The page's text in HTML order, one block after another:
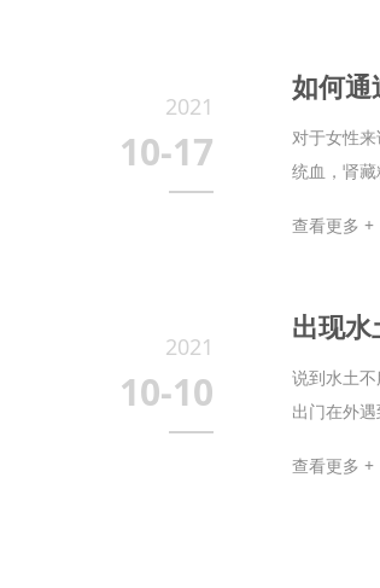
2021
10-17
如何通
对于女性
统血，肾
查看更多 +
2021
10-10
出现
说到水土
出门在外
查看更多 +